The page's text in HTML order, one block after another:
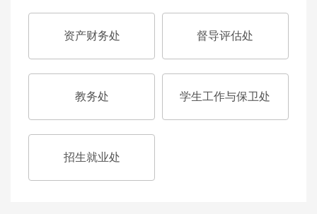
信息公开
联系我们
资产财务处 督导评估处
教务处 学生工作与保卫处
招生就业处